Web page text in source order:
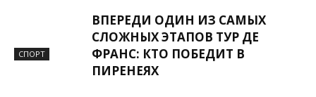
СПОРТ
ВПЕРЕДИ ОДИН ИЗ САМЫХ
СЛОЖНЫХ ЭТАПОВ ТУР ДЕ
ФРАНС: КТО ПОБЕДИТ В
ПИРЕНЕЯХ